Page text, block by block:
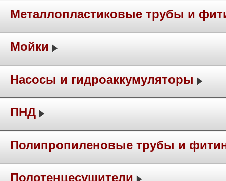
Металлопластиковые трубы и
Мойки
Насосы и гидроаккумуляторы
ПНД
Полипропиленовые трубы и
Полотенцесушители